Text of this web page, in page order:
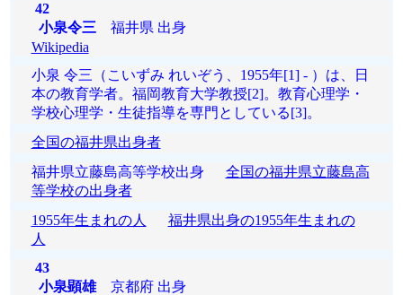
42
小泉令三 福井県 出身
Wikipedia
小泉 令三（こいずみ れいぞう、1955年[1] - ）は、日
本の教育学者。福岡教育大学教授[2]。教育心理学・
学校心理学・生徒指導を専門としている[3]。
全国の福井県出身者
福井県立藤島高等学校出身 全国の福井県立藤島高
等学校の出身者
1955年生まれの人
福井県出身の1955年生まれの
人
43
小泉顕雄京都府 出身